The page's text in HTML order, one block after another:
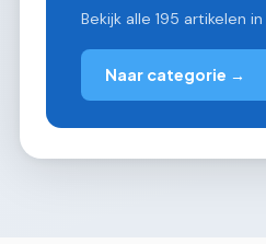
Bekijk alle 195 artikelen
Naar categorie →